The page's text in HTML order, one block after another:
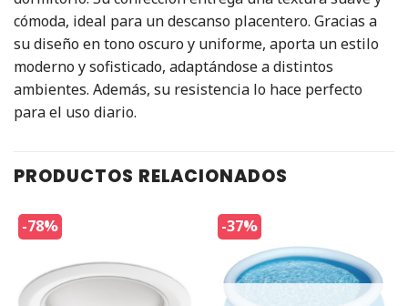
cómoda, ideal para un descanso placentero. Gracias a
su diseño en tono oscuro y uniforme, aporta un estilo
moderno y sofisticado, adaptándose a distintos
ambientes. Además, su resistencia lo hace perfecto
para el uso diario.
PRODUCTOS RELACIONADOS
-78% -37%